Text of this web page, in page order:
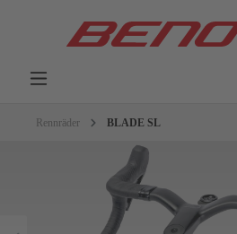
Rennräder BLADE SL